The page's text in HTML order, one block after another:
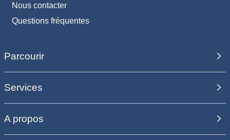
Nous contacter
Questions fréquentes
Parcourir
Services
A propos